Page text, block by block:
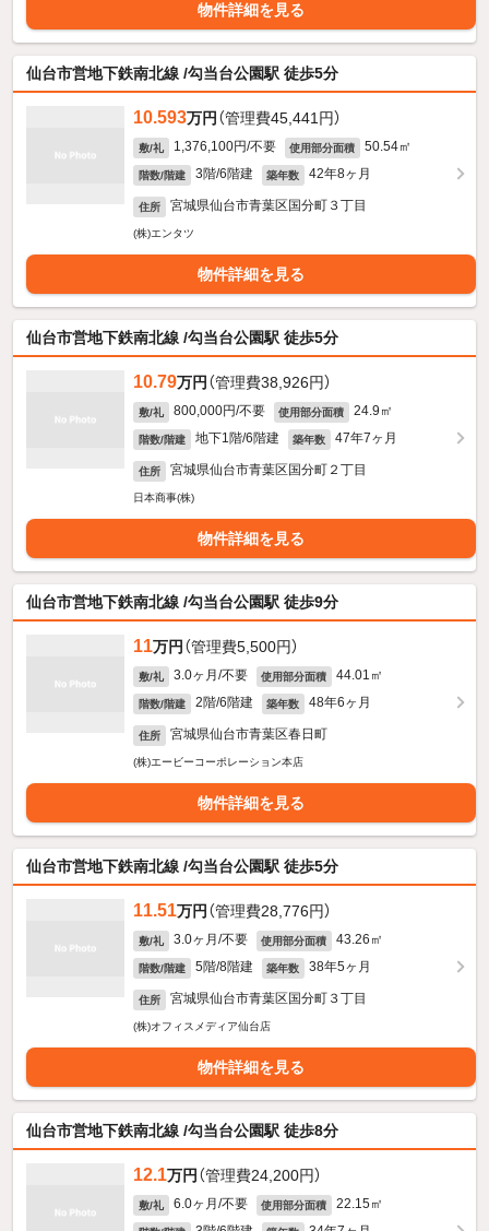
物件詳細を見る
仙台市営地下鉄南北線 /勾当台公園駅 徒歩5分
10.593万円 （管理費45,441円）
敷/礼 1,376,100円/不要 使用部分面積 50.54㎡
階数/階建 3階/6階建 築年数 42年8ヶ月
住所 宮城県仙台市青葉区国分町３丁目
(株)エンタツ
物件詳細を見る
仙台市営地下鉄南北線 /勾当台公園駅 徒歩5分
10.79万円 （管理費38,926円）
敷/礼 800,000円/不要 使用部分面積 24.9㎡
階数/階建 地下1階/6階建 築年数 47年7ヶ月
住所 宮城県仙台市青葉区国分町２丁目
日本商事(株)
物件詳細を見る
仙台市営地下鉄南北線 /勾当台公園駅 徒歩9分
11万円 （管理費5,500円）
敷/礼 3.0ヶ月/不要 使用部分面積 44.01㎡
階数/階建 2階/6階建 築年数 48年6ヶ月
住所 宮城県仙台市青葉区春日町
(株)エービーコーポレーション本店
物件詳細を見る
仙台市営地下鉄南北線 /勾当台公園駅 徒歩5分
11.51万円 （管理費28,776円）
敷/礼 3.0ヶ月/不要 使用部分面積 43.26㎡
階数/階建 5階/8階建 築年数 38年5ヶ月
住所 宮城県仙台市青葉区国分町３丁目
(株)オフィスメディア仙台店
物件詳細を見る
仙台市営地下鉄南北線 /勾当台公園駅 徒歩8分
12.1万円 （管理費24,200円）
敷/礼 6.0ヶ月/不要 使用部分面積 22.15㎡